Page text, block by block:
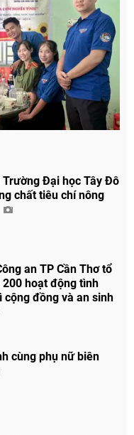
Trường Đại học Tây Đô
chất tiêu chí nông
an TP Cần Thơ tổ
hoạt động tình
cộng đồng và an sinh
cùng phụ nữ biên